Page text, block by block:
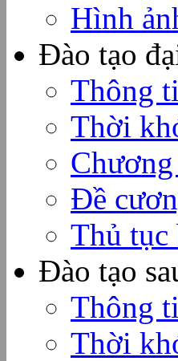
Hình
Đào tạo
Thông
Thời
Đề
Thủ tục
Đào tạo
Thông
Thời